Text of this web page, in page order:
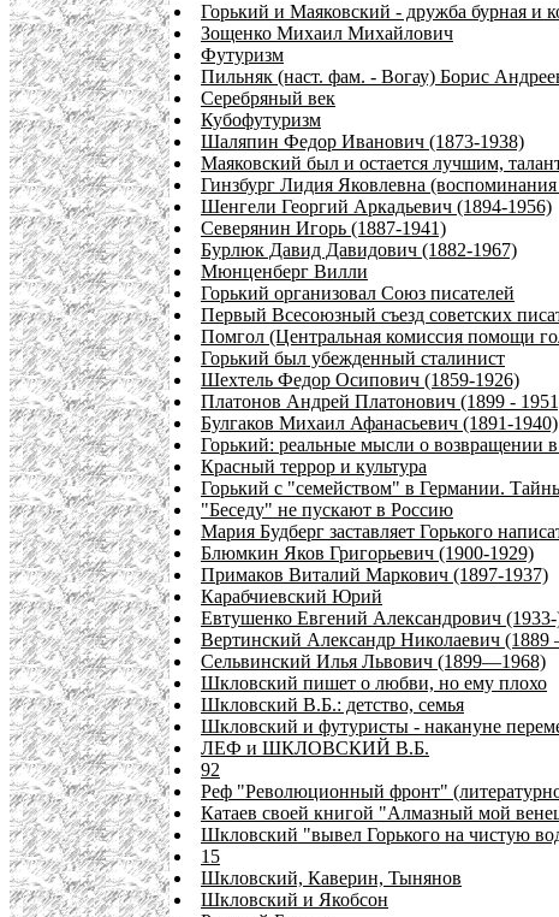
Горький и Маяковский - дружба бурная и
Зощенко Михаил Михайлович
Футуризм
Пильняк (наст. фам. - Вогау) Борис
Серебряный век
Кубофутуризм
Шаляпин Федор Иванович (1873-1938)
Маяковский был и остается лучшим,
Гинзбург Лидия Яковлевна
Шенгели Георгий Аркадьевич (1894-1956)
Северянин Игорь (1887-1941)
Бурлюк Давид Давидович (1882-1967)
Мюнценберг Вилли
Горький организовал Союз писателей
Первый Всесоюзный съезд советских
Помгол (Центральная комиссия
Горький был убежденный сталинист
Шехтель Федор Осипович (1859-1926)
Платонов Андрей Платонович (1899 -
Булгаков Михаил Афанасьевич (1891-1940)
Горький: реальные мысли о возвращении
Красный террор и культура
Горький с "семейством" в Германии.
"Беседу" не пускают в Россию
Мария Будберг заставляет Горького
Блюмкин Яков Григорьевич (1900-1929)
Примаков Виталий Маркович (1897-1937)
Карабчиевский Юрий
Евтушенко Евгений Александрович
Вертинский Александр Николаевич
Сельвинский Илья Львович (1899—1968)
Шкловский пишет о любви, но ему плохо
Шкловский В.Б.: детство, семья
Шкловский и футуристы - накануне
ЛЕФ и ШКЛОВСКИЙ В.Б.
92
Реф "Революционный фронт"
Катаев своей книгой "Алмазный мой
Шкловский "вывел Горького на чистую
15
Шкловский, Каверин, Тынянов
Шкловский и Якобсон